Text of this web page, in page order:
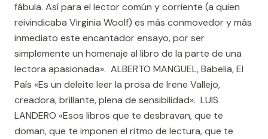
fábula. Así para el lector común y corriente (a quien
reivindicaba Virginia Woolf) es más conmovedor y más
inmediato este encantador ensayo, por ser
simplemente un homenaje al libro de la parte de una
lectora apasionada». ALBERTO MANGUEL, Babelia, El
País «Es un deleite leer la prosa de Irene Vallejo,
creadora, brillante, plena de sensibilidad». LUIS
LANDERO «Esos libros que te desbravan, que te
doman, que te imponen el ritmo de lectura, que te